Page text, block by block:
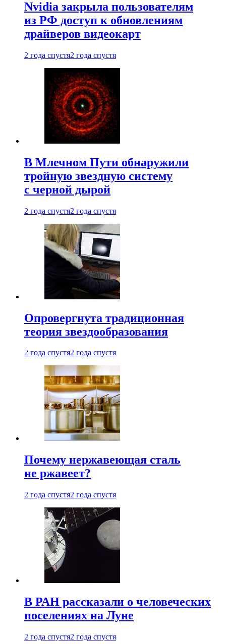
Nvidia закрыла пользователям
из РФ доступ к обновлениям
драйверов видеокарт
2 года спустя2 года спустя
В Млечном Пути обнаружили
тройную звездную систему
с черной дырой
2 года спустя2 года спустя
Опровергнута традиционная
теория звездообразования
2 года спустя2 года спустя
Почему нержавеющая сталь
не ржавеет?
2 года спустя2 года спустя
В РАН рассказали о человеческих
поселениях на Луне
2 года спустя2 года спустя